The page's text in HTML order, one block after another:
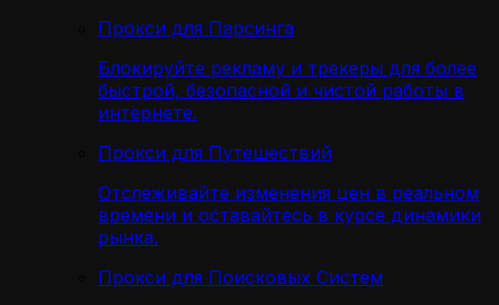
Прокси для Парсинга
Блокируйте рекламу и трекеры для более
быстрой, безопасной и чистой работы в
интернете.
Прокси для Путешествий
Отслеживайте изменения цен в реальном
времени и оставайтесь в курсе динамики
рынка.
Прокси для Поисковых Систем